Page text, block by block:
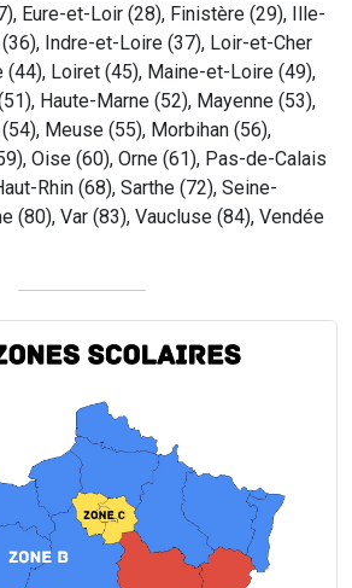
Eure-et-Loir (28), Finistère (29), Ille-
Indre-et-Loire (37), Loir-et-Cher
(44), Loiret (45), Maine-et-Loire (49),
Haute-Marne (52), Mayenne (53),
Meuse (55), Morbihan (56),
Oise (60), Orne (61), Pas-de-Calais
Rhin (68), Sarthe (72), Seine-
(80), Var (83), Vaucluse (84), Vendée